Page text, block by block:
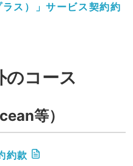
ス）」サービス契約約
のコース
等）
約款